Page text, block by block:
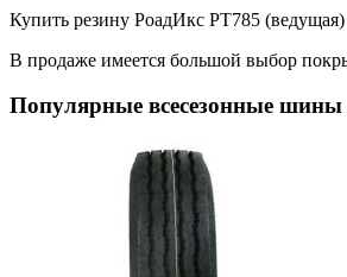
Купить резину РоадИкс РТ785
В продаже имеется большой выбор
Популярные всесезонные шины